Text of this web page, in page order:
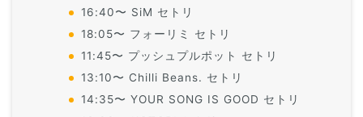
16:40〜 SiM セトリ
18:05〜 フォーリミ セトリ
11:45〜 プッシュプルポット セトリ
13:10〜 Chilli Beans. セトリ
14:35〜 YOUR SONG IS GOOD セトリ